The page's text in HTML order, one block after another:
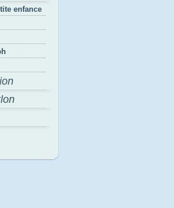
enfance